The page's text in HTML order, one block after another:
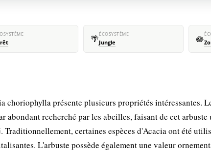
🌴ÉCOSYSTÈME
Jungle 🪷
choriophylla présente plusieurs propriétés intéressantes.
abondant recherché par les abeilles, faisant de cet
certaines espèces d'Acacia ont été
L'arbuste possède également une valeur